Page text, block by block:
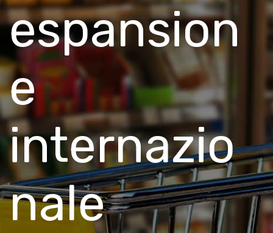
espansion
e
internazio
nale